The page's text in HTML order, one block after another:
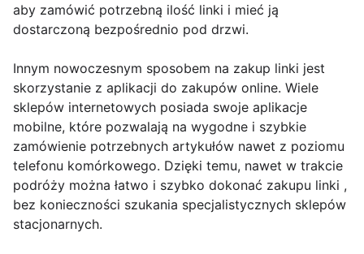
aby zamówić potrzebną ilość linki i mieć ją
dostarczoną bezpośrednio pod drzwi.
Innym nowoczesnym sposobem na zakup linki jest
skorzystanie z aplikacji do zakupów online. Wiele
sklepów internetowych posiada swoje aplikacje
mobilne, które pozwalają na wygodne i szybkie
zamówienie potrzebnych artykułów nawet z poziomu
telefonu komórkowego. Dzięki temu, nawet w trakcie
podróży można łatwo i szybko dokonać zakupu linki ,
bez konieczności szukania specjalistycznych sklepów
stacjonarnych.